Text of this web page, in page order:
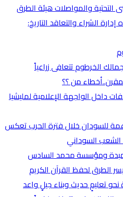
التحتية والمواصلات هيئة الطرق
الشراء والتعاقد التاريخ:
الخرطوم تتعافى زراعياً
من ؟؟
داخل الواجهة الإعلامية لمليشيا
للسودان خلال فترة الحرب تعكس
الشعب السوداني
ومؤسسة محمد السادس
الطرق لحفظ القرآن الكريم
نحو تعليمٍ حديث وبناء جيلٍ واعد